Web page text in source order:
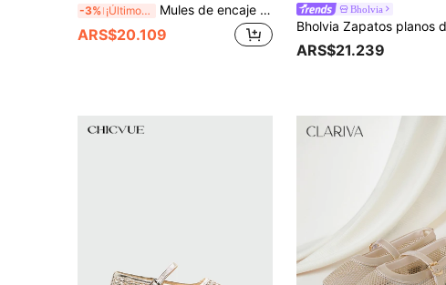
-3% ¡Últimos 2 días Mules de encaje y perlas sin cordones para mujer, zapatos Mary Jane de estilo hada con tacón plano y malla de vamp bajo para el verano, bailarinas
ARS$20.109
Bholvia
ARS$21.239